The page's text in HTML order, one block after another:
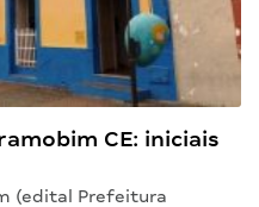
CE: iniciais
(edital Prefeitura